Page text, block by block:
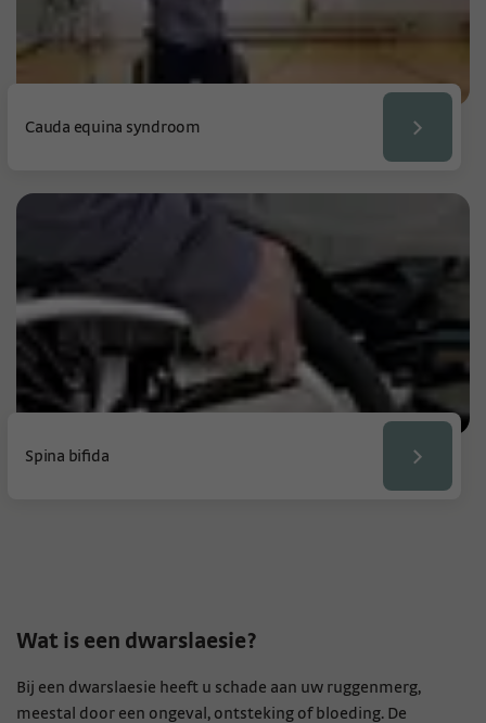
Cauda equina syndroom
Spina bifida
Wat is een dwarslaesie?
Bij een dwarslaesie heeft u schade aan uw ruggenmerg,
meestal door een ongeval, ontsteking of bloeding. De